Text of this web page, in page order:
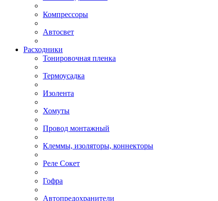
Компрессоры
Автосвет
Расходники
Тонировочная пленка
Термоусадка
Изолента
Хомуты
Провод монтажный
Клеммы, изоляторы, коннекторы
Реле Сокет
Гофра
Автопредохранители